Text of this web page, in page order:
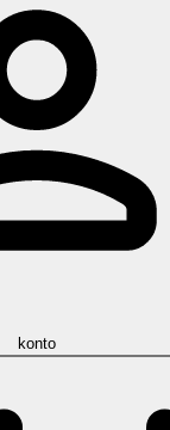
konto